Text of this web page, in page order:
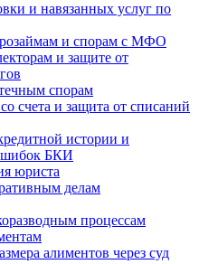
и навязанных услуг по
и спорам с МФО
и защите от
спорам
счета и защита от списаний
истории и
БКИ
юриста
делам
процессам
алиментов через суд